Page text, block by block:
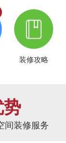
装修攻略
势
间装修服务